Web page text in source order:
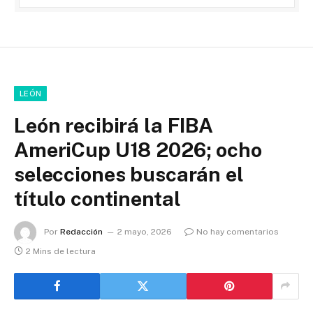
LEÓN
León recibirá la FIBA
AmeriCup U18 2026; ocho
selecciones buscarán el
título continental
Por Redacción 2 mayo, 2026
No hay comentarios
2 Mins de lectura